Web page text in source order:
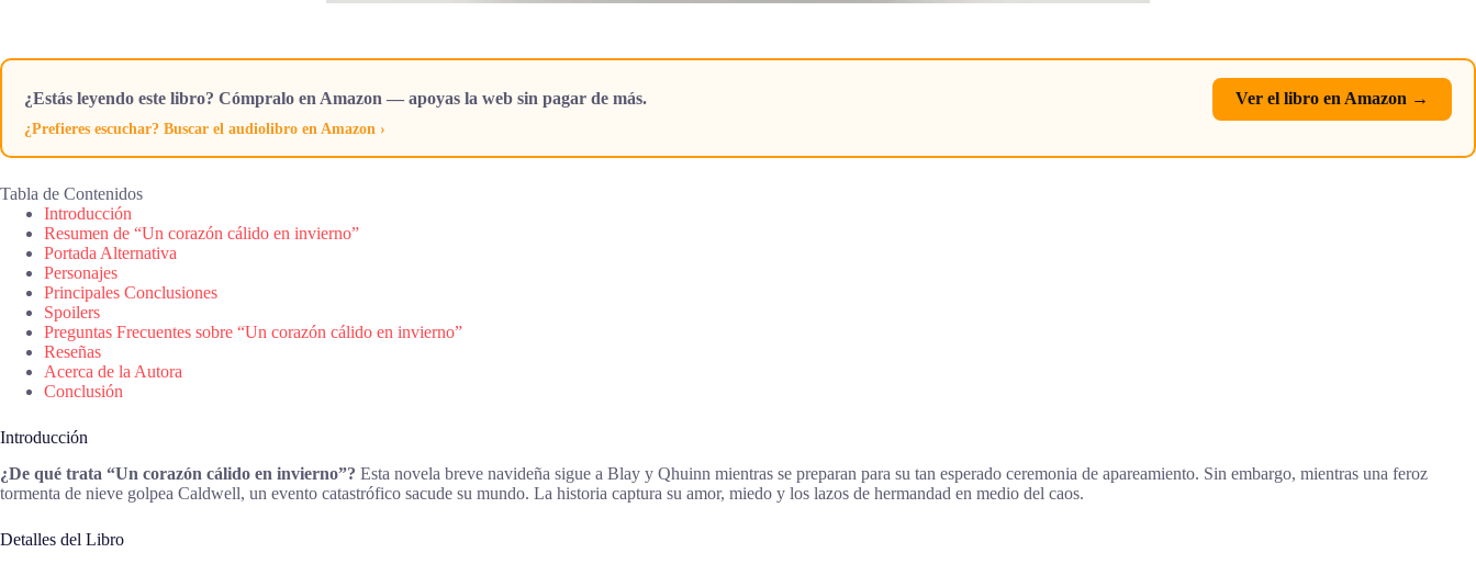
¿Estás leyendo este libro? Cómpralo en Amazon — apoyas la web sin pagar de más. Ver el libro en Amazon →
¿Prefieres escuchar? Buscar el audiolibro en Amazon ›
Tabla de Contenidos
Introducción
Resumen de “Un corazón cálido en invierno”
Portada Alternativa
Personajes
Principales Conclusiones
Spoilers
Preguntas Frecuentes sobre “Un corazón cálido en invierno”
Reseñas
Acerca de la Autora
Conclusión
Introducción
¿De qué trata “Un corazón cálido en invierno”? Esta novela breve navideña sigue a Blay y Qhuinn mientras se preparan para su tan esperado ceremonia de apareamiento. Sin embargo, mientras una feroz
tormenta de nieve golpea Caldwell, un evento catastrófico sacude su mundo. La historia captura su amor, miedo y los lazos de hermandad en medio del caos.
Detalles del Libro